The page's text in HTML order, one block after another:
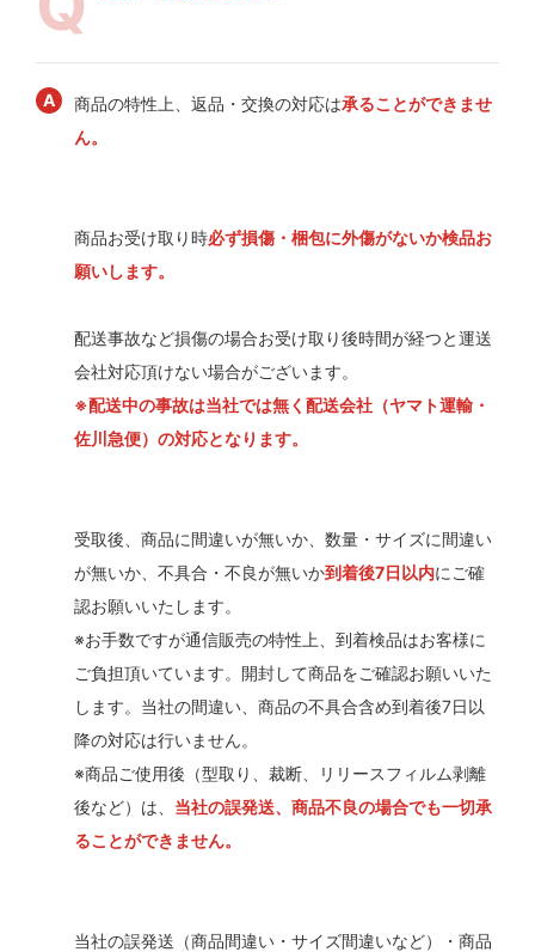
商品の特性上、返品・交換の対応は承ることができませ
ん。
商品お受け取り時必ず損傷・梱包に外傷がないか検品お
願いします。
配送事故など損傷の場合お受け取り後時間が経つと運送
会社対応頂けない場合がございます。
※配送中の事故は当社では無く配送会社（ヤマト運輸・
佐川急便）の対応となります。
受取後、商品に間違いが無いか、数量・サイズに間違い
が無いか、不具合・不良が無いか到着後7日以内にご確
認お願いいたします。
※お手数ですが通信販売の特性上、到着検品はお客様に
ご負担頂いています。開封して商品をご確認お願いいた
します。当社の間違い、商品の不具合含め到着後7日以
降の対応は行いません。
※商品ご使用後（型取り、裁断、リリースフィルム剥離
後など）は、 当社の誤発送、商品不良の場合でも一切承
ることができません。
当社の誤発送（商品間違い・サイズ間違いなど）・商品